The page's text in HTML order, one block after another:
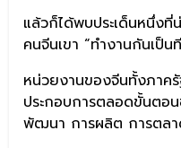
แล้วก็ได้พบประเด็นหนึ่งที่
คนจีนเขา “ทำงานกันเป็น
หน่วยงานของจีนทั้งภาครั
ประกอบการตลอดขั้นตอ
พัฒนา การผลิต การตลา